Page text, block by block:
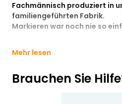
Fachmännisch produziert in
familiengeführten Fabrik.
Markieren war noch nie so
Mehr lesen
Brauchen Sie